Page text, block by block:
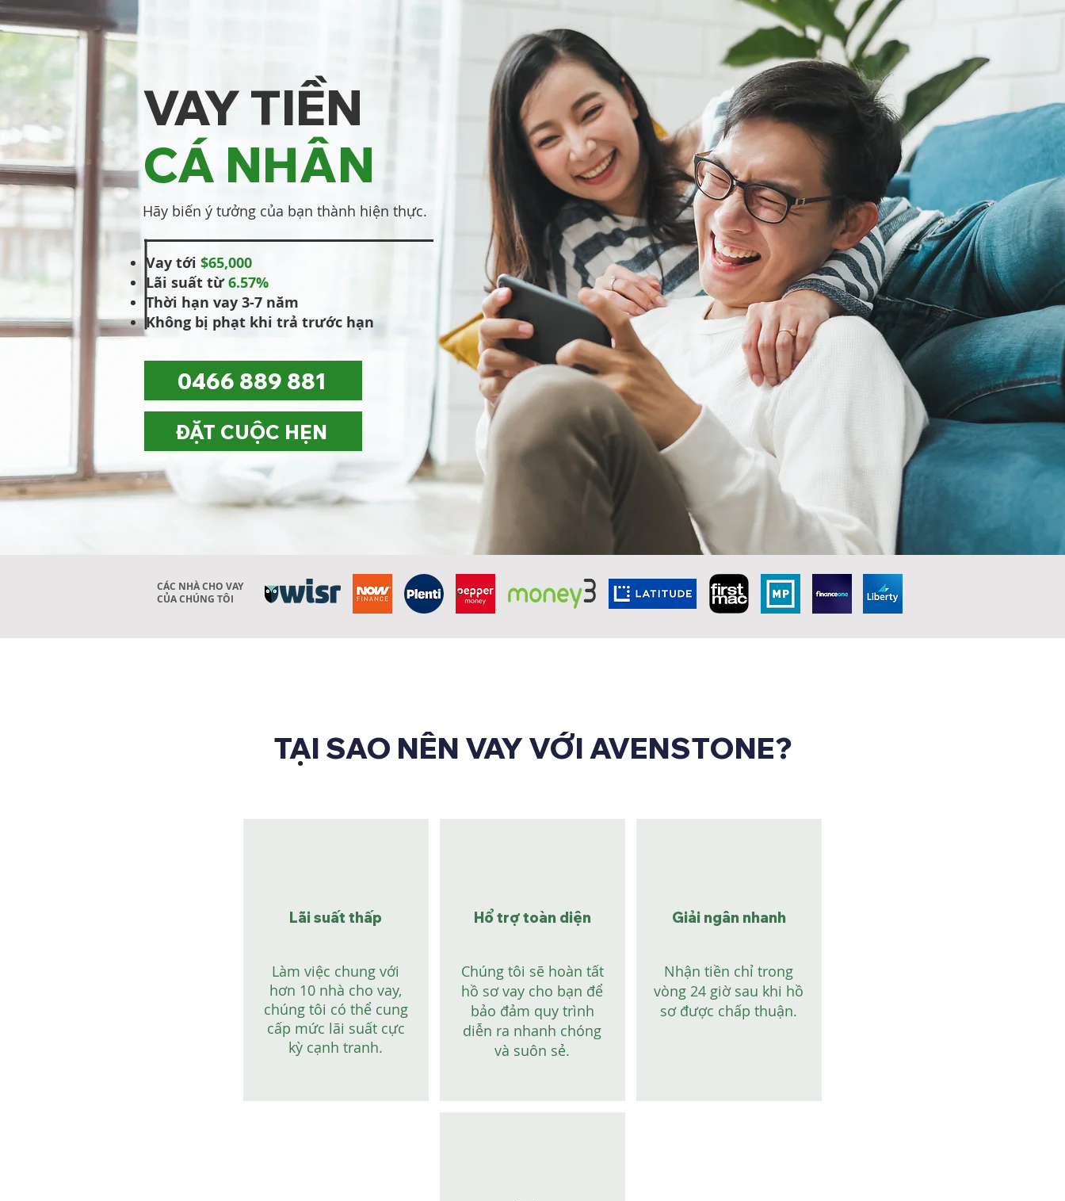
VAY TIỀN
CÁ NHÂN
Hãy biến ý tưởng của bạn thành hiện thực.
Vay tới $65,000
Lãi suất từ6.57%
Thời hạn vay 3-7 năm
Không bị phạt khi trả trước hạn
0466 889 881
ĐẶT CUỘC HẸN
CÁC NHÀ CHO VAY
CỦA CHÚNG TÔI
TẠI SAO NÊN VAY VỚI AVENSTONE?
Lãi suất thấp
Làm việc chung với
hơn 10 nhà cho vay,
chúng tôi có thể cung
cấp mức lãi suất cực
kỳ cạnh tranh.
Hổ trợ toàn diện
Chúng tôi sẽ hoàn tất
hồ sơ vay cho bạn để
bảo đảm quy trình
diễn ra nhanh chóng
và suôn sẻ.
Giải ngân nhanh
Nhận tiền chỉ trong
vòng 24 giờ sau khi hồ
sơ được chấp thuận.